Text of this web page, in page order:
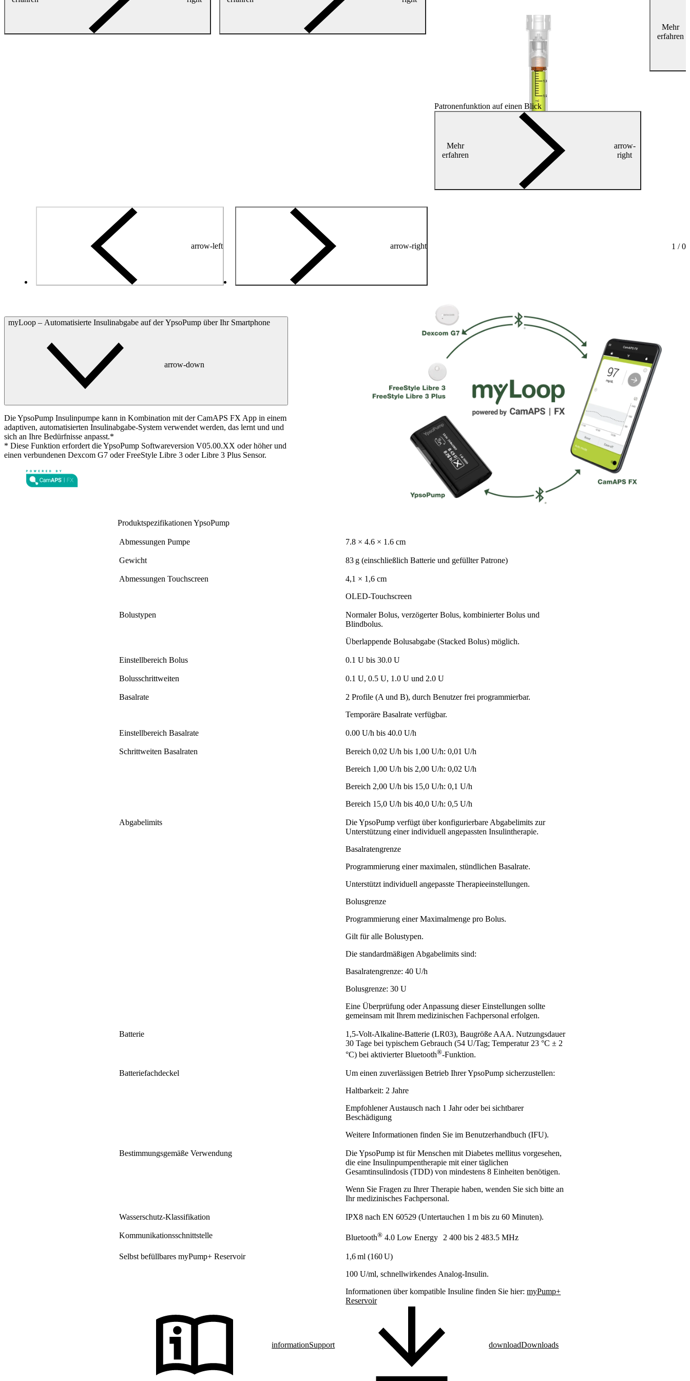
Patronenfunktion auf einen Blick
Mehr
erfahren
arrow-
right
Mehr
erfahren
arrow-left arrow-right 1 / 0
myLoop – Automatisierte Insulinabgabe auf der YpsoPump über Ihr Smartphone
arrow-down
Die YpsoPump Insulinpumpe kann in Kombination mit der CamAPS FX App in einem
adaptiven, automatisierten Insulinabgabe-System verwendet werden, das lernt und und
sich an Ihre Bedürfnisse anpasst.*
* Diese Funktion erfordert die YpsoPump Softwareversion V05.00.XX oder höher und
einen verbundenen Dexcom G7 oder FreeStyle Libre 3 oder Libre 3 Plus Sensor.
Produktspezifikationen YpsoPump
Abmessungen Pumpe 7.8 × 4.6 × 1.6 cm
Gewicht 83 g (einschließlich Batterie und gefüllter Patrone)
Abmessungen Touchscreen
4,1 × 1,6 cm
OLED-Touchscreen
Bolustypen
Normaler Bolus, verzögerter Bolus, kombinierter Bolus und
Blindbolus.
Überlappende Bolusabgabe (Stacked Bolus) möglich.
Einstellbereich Bolus 0.1 U bis 30.0 U
Bolusschrittweiten 0.1 U, 0.5 U, 1.0 U und 2.0 U
Basalrate
2 Profile (A und B), durch Benutzer frei programmierbar.
Temporäre Basalrate verfügbar.
Einstellbereich Basalrate 0.00 U/h bis 40.0 U/h
Schrittweiten Basalraten
Bereich 0,02 U/h bis 1,00 U/h: 0,01 U/h
Bereich 1,00 U/h bis 2,00 U/h: 0,02 U/h
Bereich 2,00 U/h bis 15,0 U/h: 0,1 U/h
Bereich 15,0 U/h bis 40,0 U/h: 0,5 U/h
Abgabelimits
Die YpsoPump verfügt über konfigurierbare Abgabelimits zur
Unterstützung einer individuell angepassten Insulintherapie.
Basalratengrenze
Programmierung einer maximalen, stündlichen Basalrate.
Unterstützt individuell angepasste Therapieeinstellungen.
Bolusgrenze
Programmierung einer Maximalmenge pro Bolus.
Gilt für alle Bolustypen.
Die standardmäßigen Abgabelimits sind:
Basalratengrenze: 40 U/h
Bolusgrenze: 30 U
Eine Überprüfung oder Anpassung dieser Einstellungen sollte
gemeinsam mit Ihrem medizinischen Fachpersonal erfolgen.
Batterie
1,5-Volt-Alkaline-Batterie (LR03), Baugröße AAA. Nutzungsdauer
30 Tage bei typischem Gebrauch (54 U/Tag; Temperatur 23 °C ± 2
°C) bei aktivierter Bluetooth®-Funktion.
Batteriefachdeckel
Um einen zuverlässigen Betrieb Ihrer YpsoPump sicherzustellen:
Haltbarkeit: 2 Jahre
Empfohlener Austausch nach 1 Jahr oder bei sichtbarer
Beschädigung
Weitere Informationen finden Sie im Benutzerhandbuch (IFU).
Bestimmungsgemäße Verwendung
Die YpsoPump ist für Menschen mit Diabetes mellitus vorgesehen,
die eine Insulinpumpentherapie mit einer täglichen
Gesamtinsulindosis (TDD) von mindestens 8 Einheiten benötigen.
Wenn Sie Fragen zu Ihrer Therapie haben, wenden Sie sich bitte an
Ihr medizinisches Fachpersonal.
Wasserschutz-Klassifikation IPX8 nach EN 60529 (Untertauchen 1 m bis zu 60 Minuten).
Kommunikationsschnittstelle Bluetooth® 4.0 Low Energy 2 400 bis 2 483.5 MHz
Selbst befüllbares myPump+ Reservoir
1,6 ml (160 U)
100 U/ml, schnellwirkendes Analog-Insulin.
Informationen über kompatible Insuline finden Sie hier:myPump+
Reservoir
informationSupport downloadDownloads